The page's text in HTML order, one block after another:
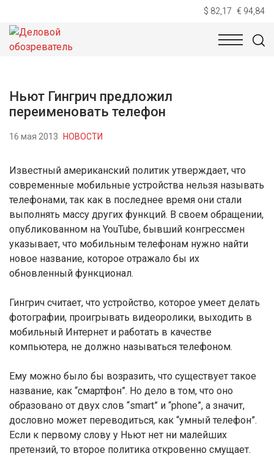
$ 82,17 € 94,84
НОВОСТИ
Ньют Гингрич предложил
переименовать телефон
16 мая 2013 НОВОСТИ
Известный американский политик утверждает, что
современные мобильные устройства нельзя называть
телефонами, так как в последнее время они стали
выполнять массу других функций. В своем обращении,
опубликованном на YouTube, бывший конгрессмен
указывает, что мобильным телефонам нужно найти
новое название, которое отражало бы их
обновленный функционал.
Гингрич считает, что устройство, которое умеет делать
фотографии, проигрывать видеоролики, выходить в
мобильный Интернет и работать в качестве
компьютера, не должно называться телефоном.
Ему можно было бы возразить, что существует такое
название, как “смартфон”. Но дело в том, что оно
образовано от двух слов “smart” и “phone”, а значит,
дословно может переводиться, как “умный телефон”.
Если к первому слову у Ньют нет ни малейших
претензий, то второе политика откровенно смущает.